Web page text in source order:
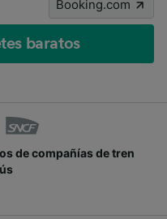
Booking.com
baratos
de compañías de tren